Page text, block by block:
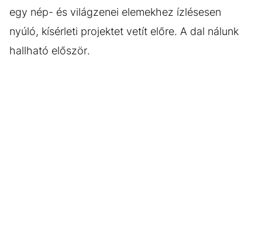
egy nép- és világzenei elemekhez ízlésesen
nyúló, kísérleti projektet vetít előre. A dal nálunk
hallható először.